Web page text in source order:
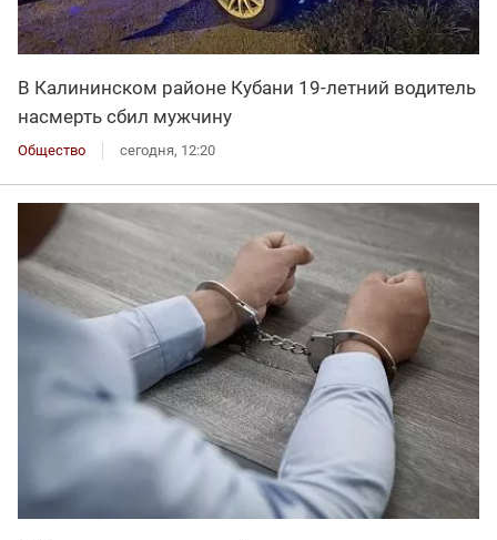
В Калининском районе Кубани 19-летний водитель
насмерть сбил мужчину
Общество сегодня, 12:20